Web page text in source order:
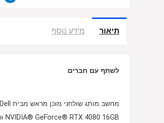
תיאור מידע נוסף
לשתף עם חברים
NVIDIA® GeForce® RTX 4080 16GB וכולל מערכת הפעלה. למחשב זה מצורפים מקלדת באנגלית בלבד ועכבר